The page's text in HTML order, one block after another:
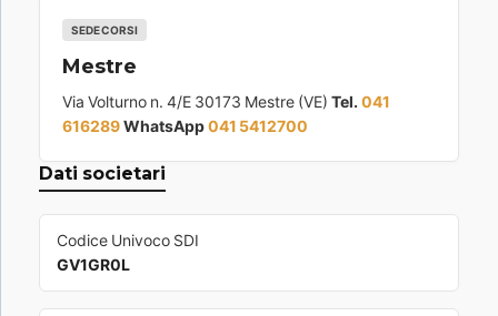
SEDE CORSI
Mestre
Via Volturno n. 4/E 30173 Mestre (VE) Tel. 041
616289WhatsApp041 5412700
Dati societari
Codice Univoco SDI
GV1GR0L